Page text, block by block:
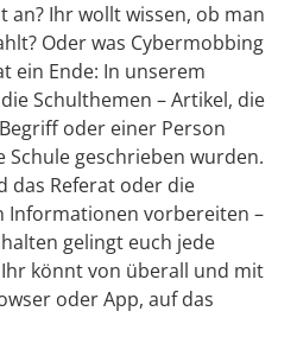
an? Ihr wollt wissen, ob man
Oder was Cybermobbing
ein Ende: In unserem
Schulthemen – Artikel, die
oder einer Person
geschrieben wurden.
das Referat oder die
Informationen vorbereiten –
gelingt euch jede
könnt von überall und mit
oder App, auf das